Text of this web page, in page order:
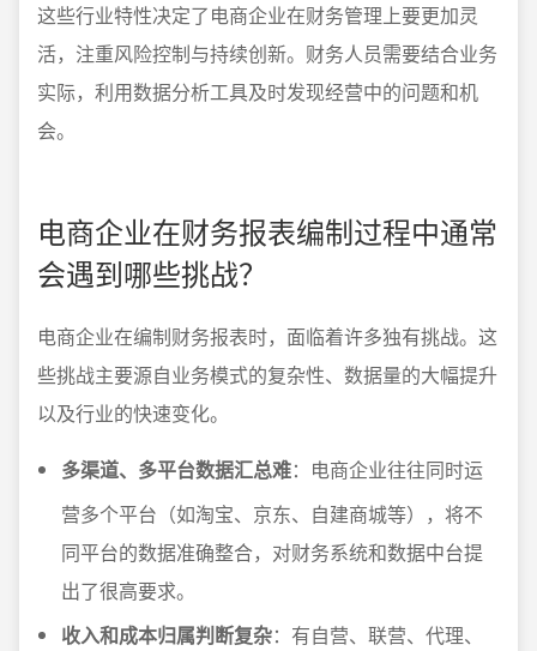
这些行业特性决定了电商企业在财务管理上要更加灵
活，注重风险控制与持续创新。财务人员需要结合业务
实际，利用数据分析工具及时发现经营中的问题和机
会。
电商企业在财务报表编制过程中通常
会遇到哪些挑战？
电商企业在编制财务报表时，面临着许多独有挑战。这
些挑战主要源自业务模式的复杂性、数据量的大幅提升
以及行业的快速变化。
多渠道、多平台数据汇总难：电商企业往往同时运
营多个平台（如淘宝、京东、自建商城等），将不
同平台的数据准确整合，对财务系统和数据中台提
出了很高要求。
收入和成本归属判断复杂：有自营、联营、代理、